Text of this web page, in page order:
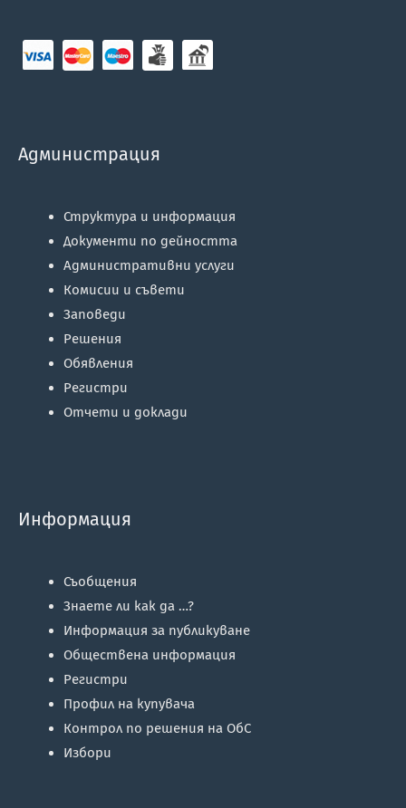
Администрация
Структура и информация
Документи по дейността
Административни услуги
Комисии и съвети
Заповеди
Решения
Обявления
Регистри
Отчети и доклади
Информация
Съобщения
Знаете ли как да …?
Информация за публикуване
Обществена информация
Регистри
Профил на купувача
Контрол по решения на ОбС
Избори